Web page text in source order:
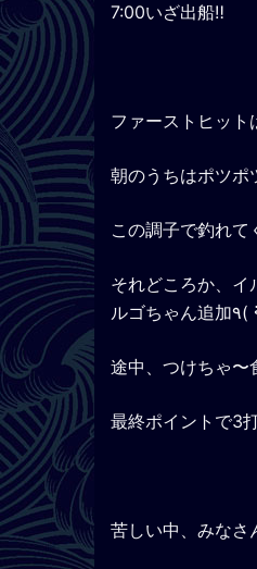
7:00いざ出船‼
朝のうちはポツポ
この調子で釣れ
それどころか、イ
途中、つけちゃ〜
最終ポイントで3
苦しい中、みなさ